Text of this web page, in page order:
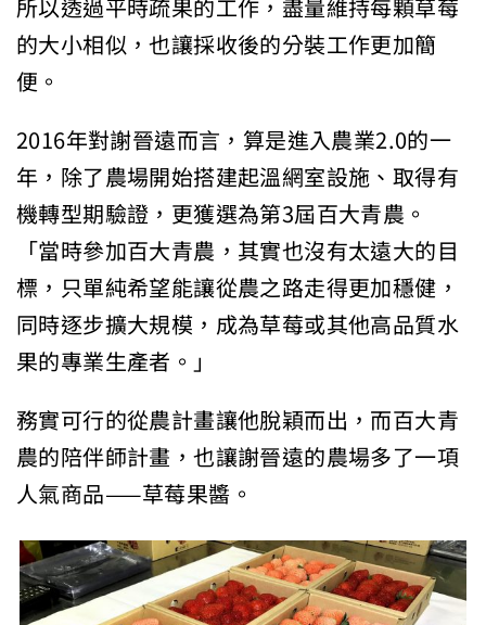
的大小相似，也讓採收後的分裝工作更加簡
便。
2016年對謝晉遠而言，算是進入農業2.0的一
年，除了農場開始搭建起溫網室設施、取得有
機轉型期驗證，更獲選為第3屆百大青農。
「當時參加百大青農，其實也沒有太遠大的目
標，只單純希望能讓從農之路走得更加穩健，
同時逐步擴大規模，成為草莓或其他高品質水
果的專業生產者。」
務實可行的從農計畫讓他脫穎而出，而百大青
農的陪伴師計畫，也讓謝晉遠的農場多了一項
人氣商品——草莓果醬。